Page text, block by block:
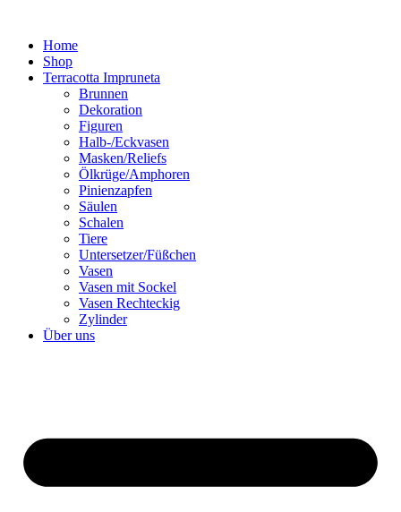
springenHome
Shop
Terracotta Impruneta
Brunnen
Dekoration
Figuren
Halb-/Eckvasen
Masken/Reliefs
Ölkrüge/Amphoren
Pinienzapfen
Säulen
Schalen
Tiere
Untersetzer/Füßchen
Vasen
Vasen mit Sockel
Vasen Rechteckig
Zylinder
Über uns